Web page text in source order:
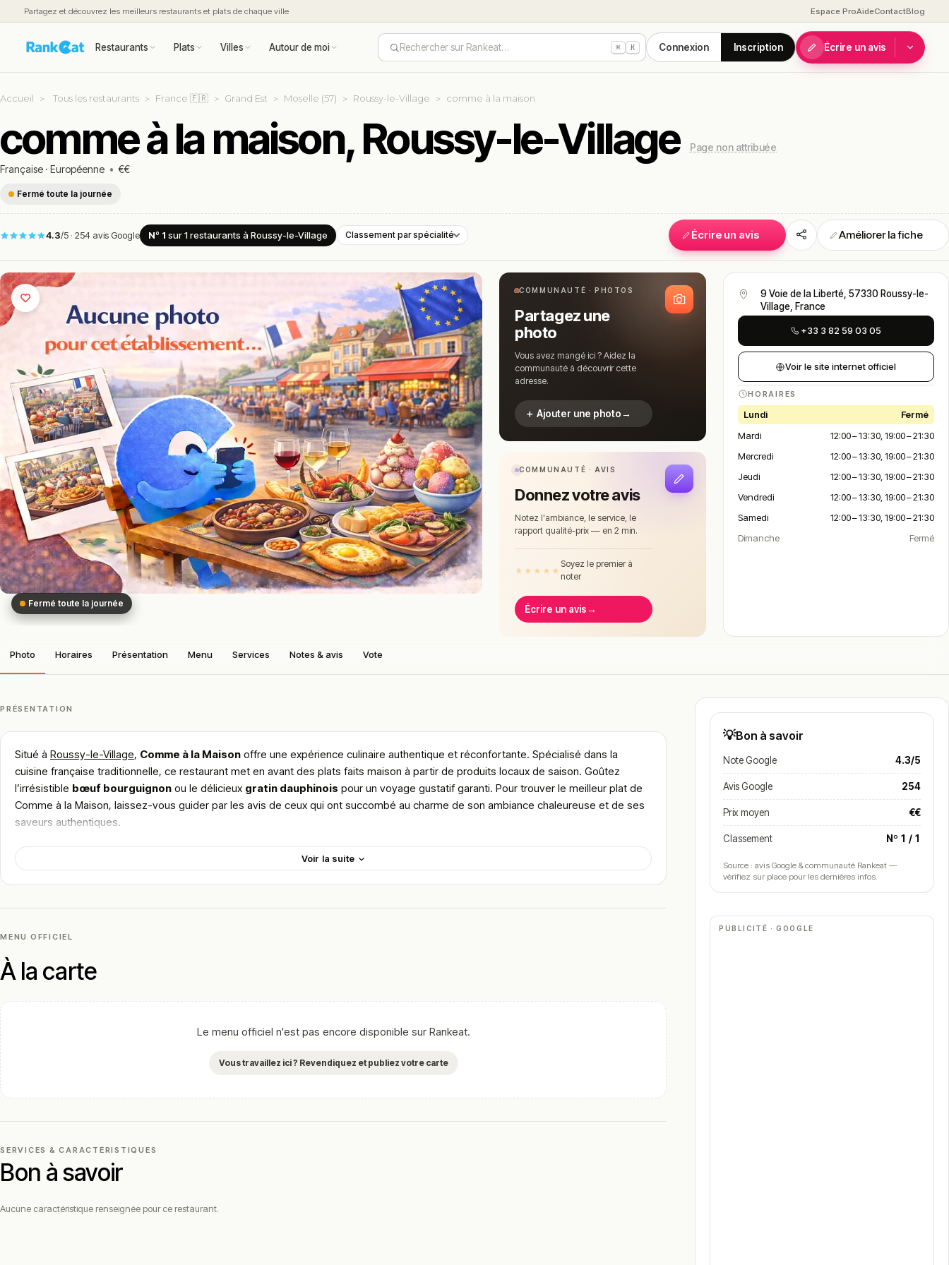
Partagez et découvrez les meilleurs restaurants et plats de chaque ville Espace ProAideContactBlog
Restaurants Plats Villes Autour de moi Rechercher sur Rankeat… ⌘ K Connexion Inscription Écrire un avis
Accueil Tous les restaurants France 🇫🇷 Grand Est Moselle (57) Roussy-le-Village comme à la maison
comme à la maison, Roussy-le-Village
Page non attribuée
Française · Européenne • €€
Fermé toute la journée
4.3/5 · 254 avis Google Nº 1 sur 1restaurants à Roussy-le-Village Classement par spécialité Écrire un avis Améliorer la fiche
Fermé toute la journée
COMMUNAUTÉ · PHOTOS
Partagez une
photo
Vous avez mangé ici ? Aidez la
communauté à découvrir cette
adresse.
＋ Ajouter une photo→
COMMUNAUTÉ · AVIS
Donnez votre avis
Notez l'ambiance, le service, le
rapport qualité-prix — en 2 min.
★ ★ ★ ★ ★
Soyez le premier à
noter
Écrire un avis→
9 Voie de la Liberté, 57330 Roussy-le-
Village, France
+33 3 82 59 03 05
Voir le site internet officiel
HORAIRES
Lundi
Fermé
Mardi
12:00 – 13:30, 19:00 – 21:30
Mercredi
12:00 – 13:30, 19:00 – 21:30
Jeudi
12:00 – 13:30, 19:00 – 21:30
Vendredi
12:00 – 13:30, 19:00 – 21:30
Samedi
12:00 – 13:30, 19:00 – 21:30
Dimanche
Fermé
Photo Horaires Présentation Menu Services Notes & avis Vote
PRÉSENTATION
Situé à Roussy-le-Village, Comme à la Maison offre une expérience culinaire authentique et réconfortante. Spécialisé dans la
cuisine française traditionnelle, ce restaurant met en avant des plats faits maison à partir de produits locaux de saison. Goûtez
l’irrésistible bœuf bourguignon ou le délicieux gratin dauphinois pour un voyage gustatif garanti. Pour trouver le meilleur plat de
Comme à la Maison, laissez-vous guider par les avis de ceux qui ont succombé au charme de son ambiance chaleureuse et de ses
saveurs authentiques.
!
Texte généré par intelligence artificielle, en attente de validation humaine.
Cette description peut contenir des erreurs, n'hésitez pas à nous aider en vous rendant sur :
Voir la suite
MENU OFFICIEL
À la carte
Le menu officiel n'est pas encore disponible sur Rankeat.
Vous travaillez ici ? Revendiquez et publiez votre carte
SERVICES & CARACTÉRISTIQUES
Bon à savoir
Aucune caractéristique renseignée pour ce restaurant.
💡Bon à savoir
Note Google 4.3/5
Avis Google 254
Prix moyen €€
Classement Nº 1 / 1
Source : avis Google & communauté Rankeat —
vérifiez sur place pour les dernières infos.
PUBLICITÉ · GOOGLE